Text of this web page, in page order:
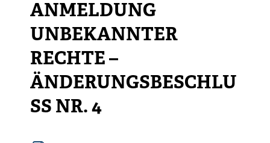
ANMELDUNG
UNBEKANNTER
RECHTE –
ÄNDERUNGSBESCHLU
SS NR. 4